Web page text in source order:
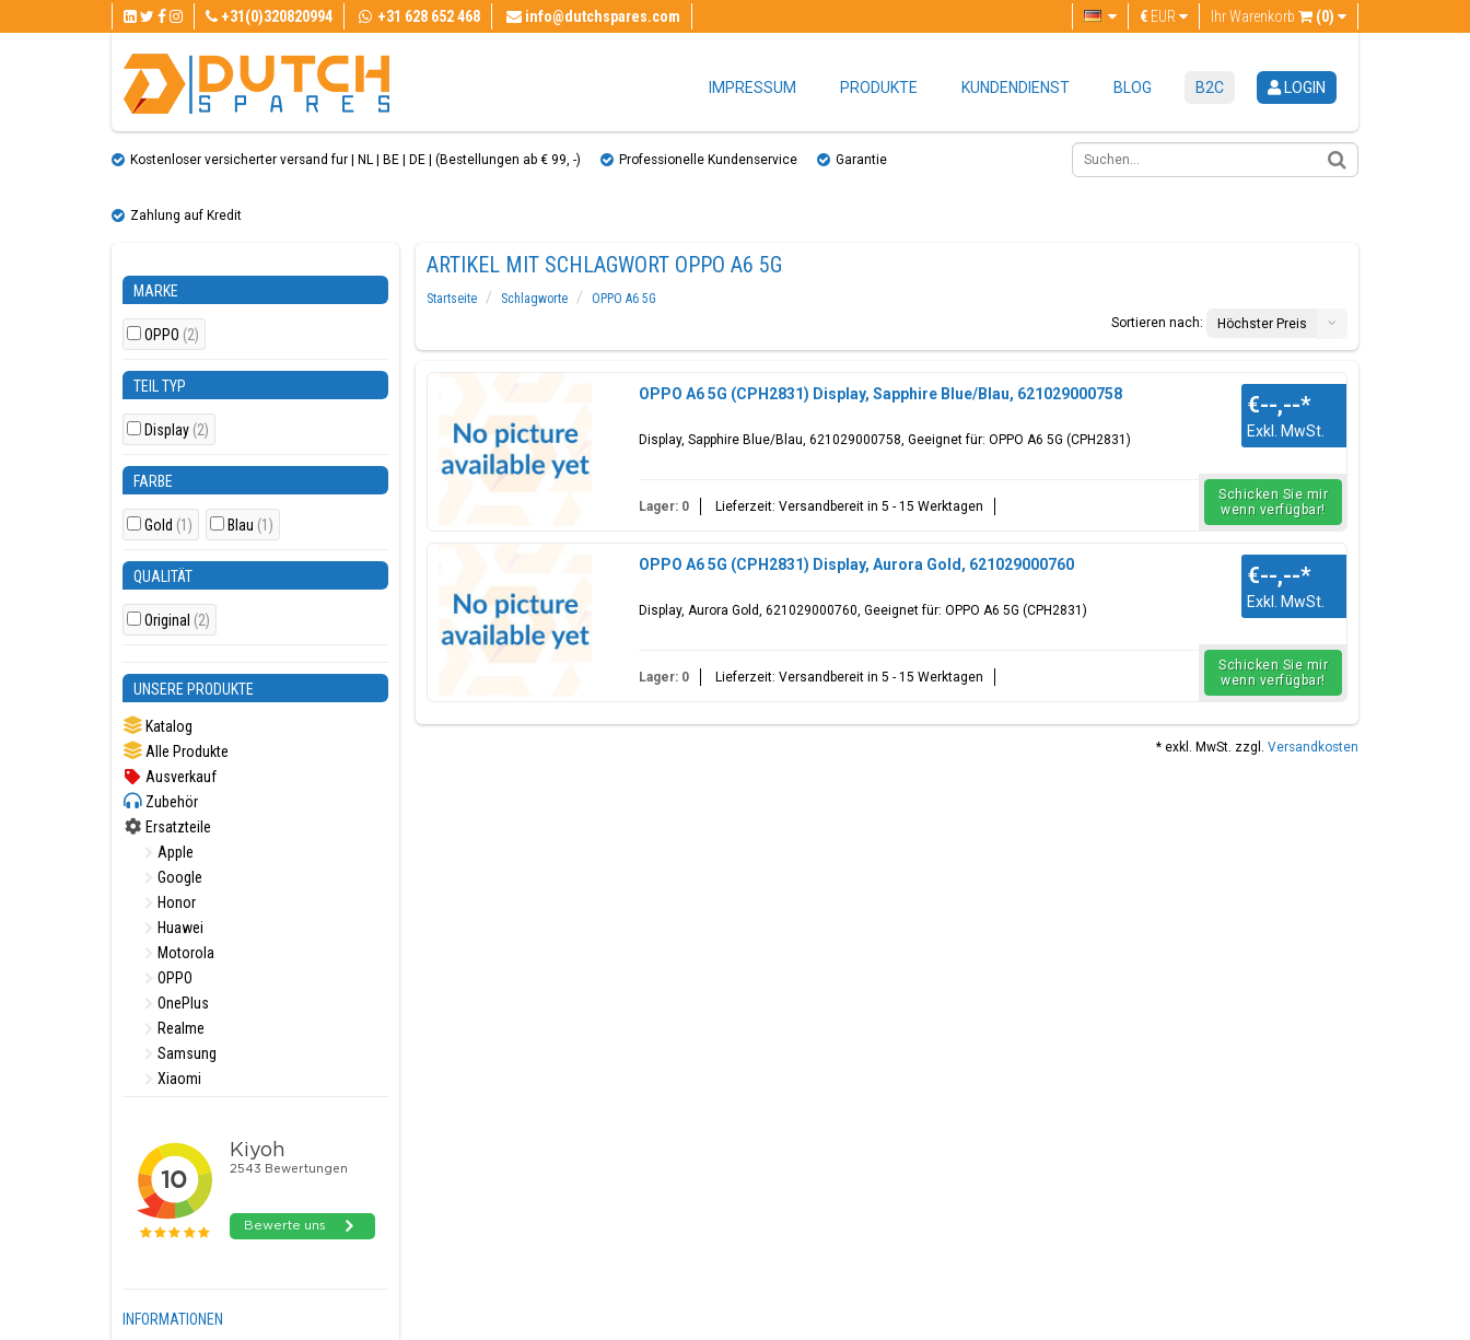
+31(0)320820994 +31 628 652 468 info@dutchspares.com Ihr Warenkorb (0)
€ EUR
IMPRESSUM PRODUKTE KUNDENDIENST BLOG B2C LOGIN
Kostenloser versicherter versand fur | NL | BE | DE | (Bestellungen ab € 99, ​​-) Professionelle Kundenservice Garantie
Zahlung auf Kredit
MARKE
OPPO (2)
TEIL TYP
Display (2)
FARBE
Gold (1) Blau (1)
QUALITÄT
Original (2)
UNSERE PRODUKTE
Katalog
Alle Produkte
Ausverkauf
Zubehör
Ersatzteile
Apple
Google
Honor
Huawei
Motorola
OPPO
OnePlus
Realme
Samsung
Xiaomi
INFORMATIONEN
ARTIKEL MIT SCHLAGWORT OPPO A6 5G
Startseite Schlagworte
OPPO A6 5G
Sortieren nach:
Höchster Preis
OPPO A6 5G (CPH2831) Display, Sapphire Blue/Blau, 621029000758
Display, Sapphire Blue/Blau, 621029000758, Geeignet für: OPPO A6 5G (CPH2831)
€--,--*
Exkl. MwSt.
Lager: 0 Lieferzeit: Versandbereit in 5 - 15 Werktagen
Schicken Sie mir
wenn verfügbar!
OPPO A6 5G (CPH2831) Display, Aurora Gold, 621029000760
Display, Aurora Gold, 621029000760, Geeignet für: OPPO A6 5G (CPH2831)
€--,--*
Exkl. MwSt.
Lager: 0 Lieferzeit: Versandbereit in 5 - 15 Werktagen
Schicken Sie mir
wenn verfügbar!
* exkl. MwSt. zzgl. Versandkosten